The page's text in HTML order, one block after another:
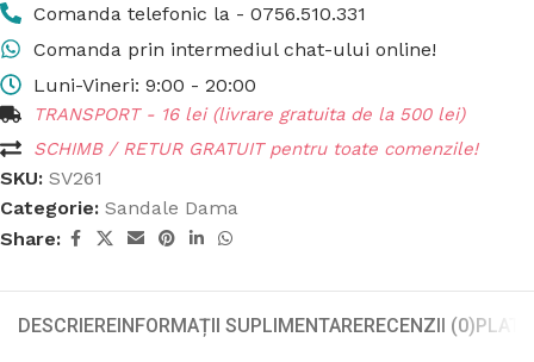
Comanda telefonic la - 0756.510.331
Comanda prin intermediul chat-ului online!
Luni-Vineri: 9:00 - 20:00
TRANSPORT - 16 lei (livrare gratuita de la 500 lei)
SCHIMB / RETUR GRATUIT pentru toate comenzile!
SKU: SV261
Categorie: Sandale Dama
Share:
DESCRIEREINFORMAȚII SUPLIMENTARERECENZII (0)